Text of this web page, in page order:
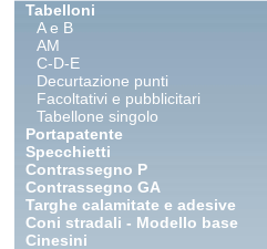
Tabelloni
A e B
AM
C-D-E
Decurtazione punti
Facoltativi e pubblicitari
Tabellone singolo
Portapatente
Specchietti
Contrassegno P
Contrassegno GA
Targhe calamitate e adesive
Coni stradali - Modello base
Cinesini